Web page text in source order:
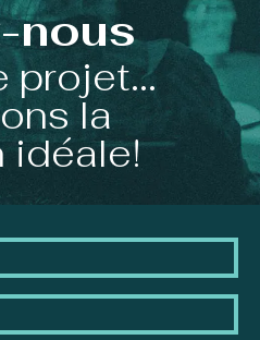
nous
projet...
la
idéale!